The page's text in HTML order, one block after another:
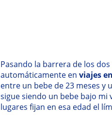
Pasando la barrera de los dos
automáticamente en viajes
entre un bebe de 23 meses y
sigue siendo un bebe bajo mi
lugares fijan en esa edad el